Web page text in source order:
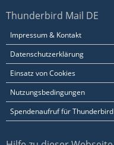
Thunderbird Mail DE
Impressum & Kontakt
Datenschutzerklärung
Einsatz von Cookies
Nutzungsbedingungen
Spendenaufruf für Thunderbird